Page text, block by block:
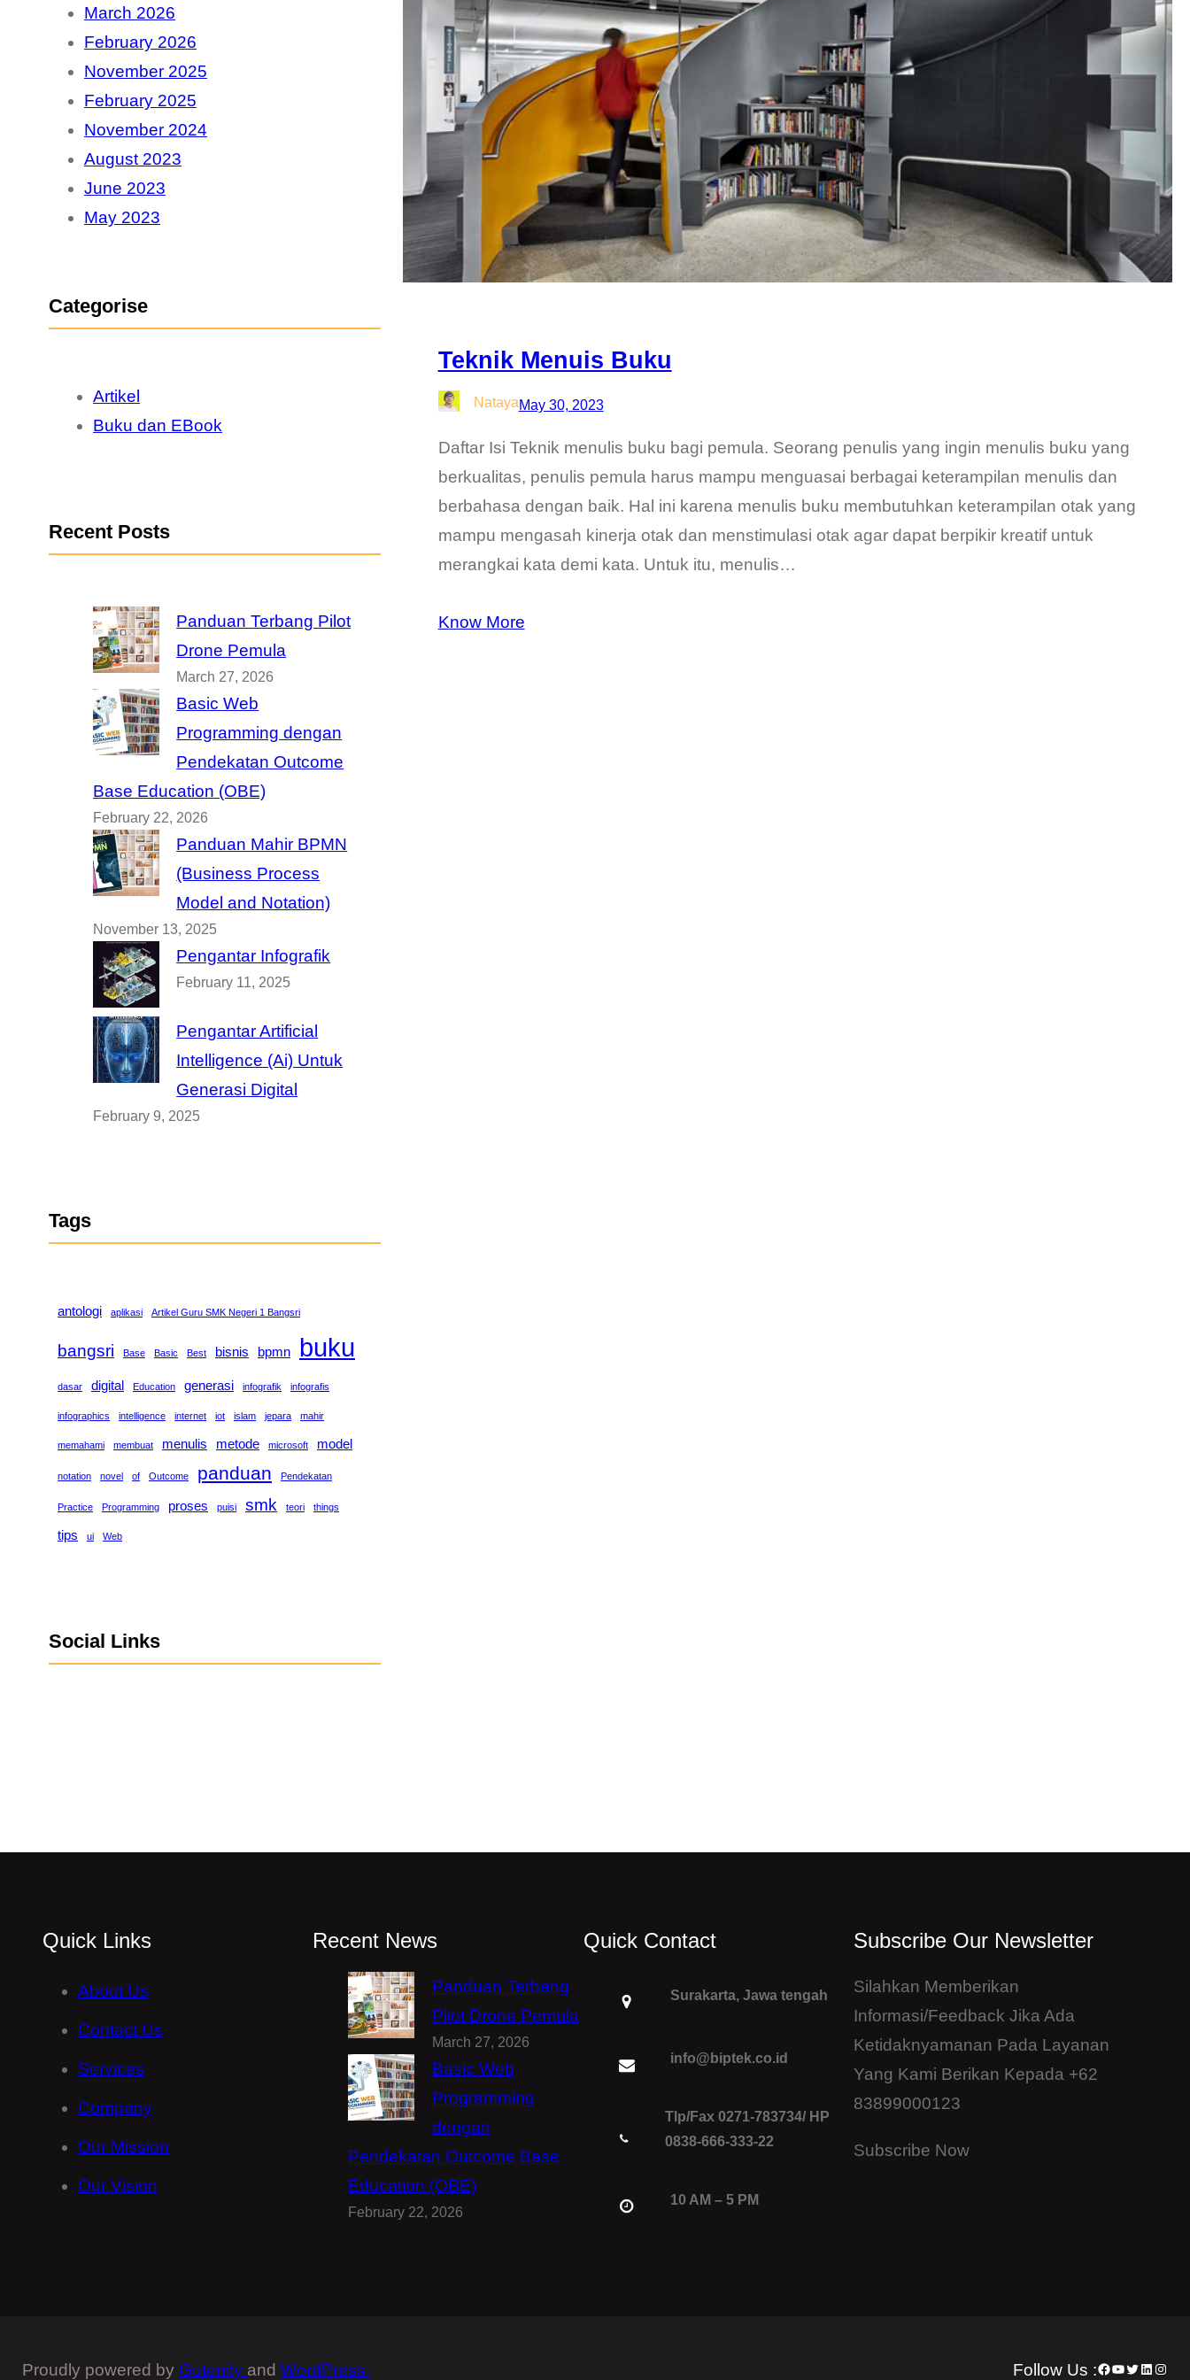
March 2026
February 2026
November 2025
February 2025
November 2024
August 2023
June 2023
May 2023
Categorise
Artikel
Buku dan EBook
Recent Posts
Panduan Terbang Pilot
Drone Pemula
March 27, 2026
Basic Web
Programming dengan
Pendekatan Outcome
Base Education (OBE)
February 22, 2026
Panduan Mahir BPMN
(Business Process
Model and Notation)
November 13, 2025
Pengantar Infografik
February 11, 2025
Pengantar Artificial
Intelligence (Ai) Untuk
Generasi Digital
February 9, 2025
Tags
antologi aplikasi Artikel Guru SMK Negeri 1 Bangsri
bangsri Base Basic Best bisnis bpmn buku
dasar digital Education generasi infografik infografis
infographics intelligence internet iot islam jepara mahir
memahami membuat menulis metode microsoft model
notation novel of Outcome panduan Pendekatan
Practice Programming proses puisi smk teori things
tips ui Web
Social Links
Teknik Menuis Buku
NatayaMay 30, 2023
Daftar Isi Teknik menulis buku bagi pemula. Seorang penulis yang ingin menulis buku yang
berkualitas, penulis pemula harus mampu menguasai berbagai keterampilan menulis dan
berbahasa dengan baik. Hal ini karena menulis buku membutuhkan keterampilan otak yang
mampu mengasah kinerja otak dan menstimulasi otak agar dapat berpikir kreatif untuk
merangkai kata demi kata. Untuk itu, menulis…
Know More
Quick Links
About Us
Contact Us
Services
Company
Our Mission
Our Vision
Recent News
Panduan Terbang
Pilot Drone Pemula
March 27, 2026
Basic Web
Programming
dengan
Pendekatan Outcome Base
Education (OBE)
February 22, 2026
Quick Contact
Surakarta, Jawa tengah
info@biptek.co.id
Tlp/Fax 0271-783734/ HP
0838-666-333-22
10 AM – 5 PM
Subscribe Our Newsletter
Silahkan Memberikan
Informasi/feedback Jika Ada
Ketidaknyamanan Pada Layanan
Yang Kami Berikan Kepada +62
83899000123
Subscribe Now
Proudly powered by Gutenify and WordPress. Follow Us :Facebook
YouTube
Twitter